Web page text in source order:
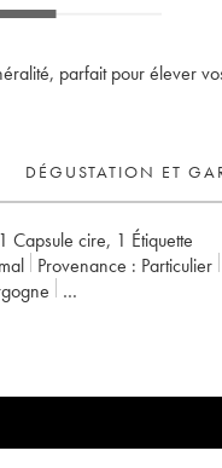
parfait pour élever
DÉGUSTATION ET
1 Capsule cire, 1 Étiquette
Provenance : particulier